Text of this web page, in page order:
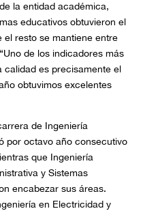
la entidad académica,
educativos obtuvieron el
el resto se mantiene entre
de los indicadores más
calidad es precisamente el
obtuvimos excelentes
de Ingeniería
por octavo año consecutivo
que Ingeniería
y Sistemas
encabezar sus áreas.
en Electricidad y